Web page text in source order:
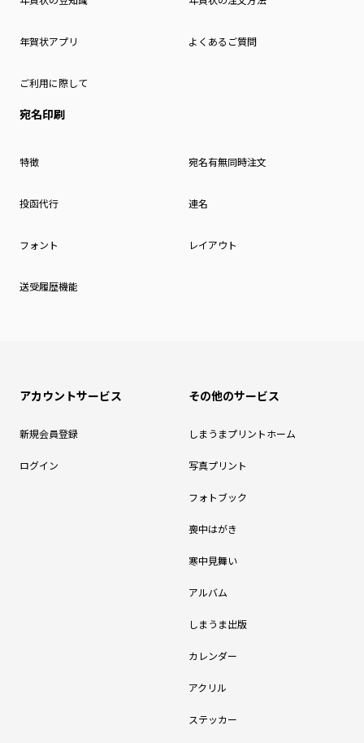
年賀状アプリ よくあるご質問
ご利用に際して
宛名印刷
特徴 宛名有無同時注文
投函代行 連名
フォント レイアウト
送受履歴機能
アカウントサービス
新規会員登録
ログイン
その他のサービス
しまうまプリントホーム
写真プリント
フォトブック
喪中はがき
寒中見舞い
アルバム
しまうま出版
カレンダー
アクリル
ステッカー